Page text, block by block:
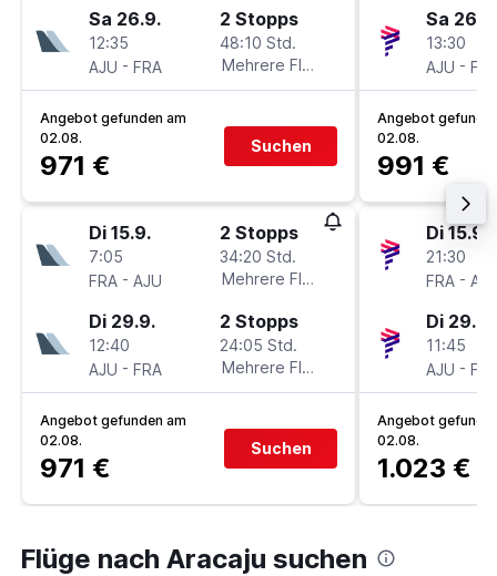
Sa 26.9.
12:35
AJU - FRA
2 Stopps
48:10 Std.
Mehrere Fluglinien
Angebot gefunden am
02.08.
971 €
Suchen
Di 15.9.
7:05
FRA - AJU
2 Stopps
34:20 Std.
Mehrere Fluglinien
Di 29.9.
12:40
AJU - FRA
2 Stopps
24:05 Std.
Mehrere Fluglinien
Angebot gefunden am
02.08.
971 €
Suchen
Sa 26.9.
13:30
AJU -
Angebot
02.08.
991 €
Di 15.9.
21:30
FRA -
Di 29.9.
11:45
AJU -
Angebot
02.08.
1.023 €
Flüge nach Aracaju suchen